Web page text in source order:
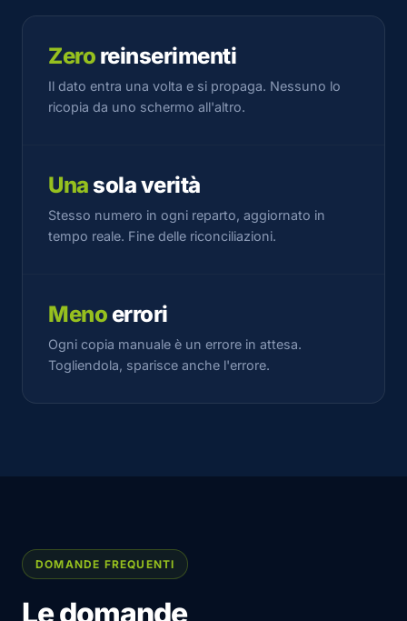
Zero reinserimenti
Il dato entra una volta e si propaga. Nessuno lo
ricopia da uno schermo all'altro.
Una sola verità
Stesso numero in ogni reparto, aggiornato in
tempo reale. Fine delle riconciliazioni.
Menoerrori
Ogni copia manuale è un errore in attesa.
Togliendola, sparisce anche l'errore.
DOMANDE FREQUENTI
Le domande